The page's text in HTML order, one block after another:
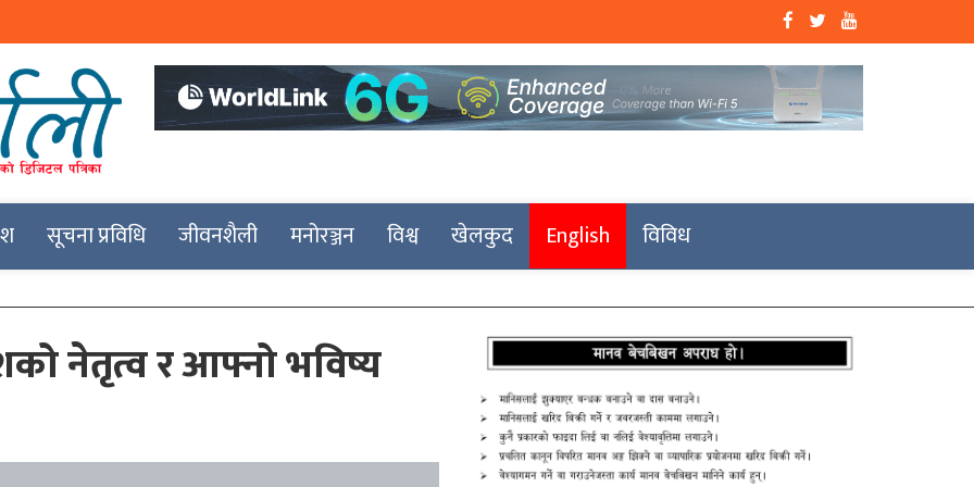
सूचना प्रविधि जीवनशैली मनोरञ्जन विश्व खेलकुद English विविध
नेतृत्व र आफ्नो भविष्य